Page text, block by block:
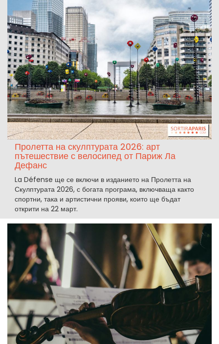
Пролетта на скулптурата 2026: арт
пътешествие с велосипед от Париж Ла
Дефанс
La Défense ще се включи в изданието на Пролетта на
Скулптурата 2026, с богата програма, включваща както
спортни, така и артистични прояви, които ще бъдат
открити на 22 март.